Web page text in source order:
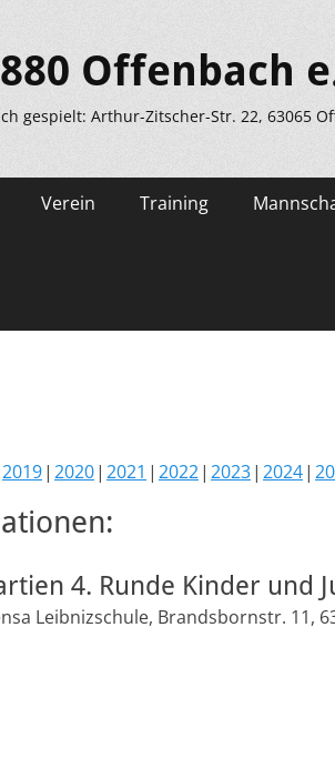
Offenbach
gespielt: Arthur-Zitscher-Str. 22, 63065
Verein Training
2019 2020 2021 2022 2023 2024
4. Runde Kinder und
Leibnizschule, Brandsbornstr. 11,